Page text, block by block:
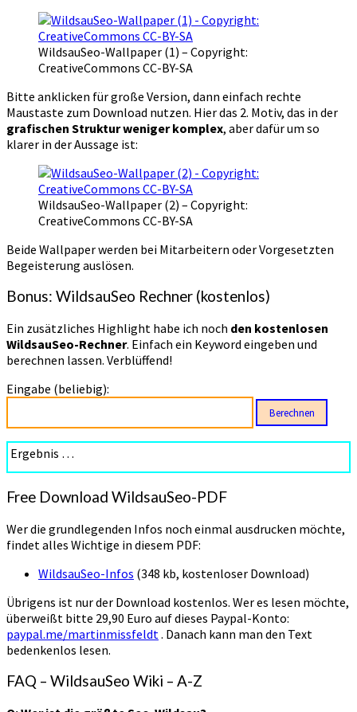
WildsauSeo-Wallpaper (1) – Copyright:
CreativeCommons CC-BY-SA
Bitte anklicken für große Version, dann einfach rechte
Maustaste zum Download nutzen. Hier das 2. Motiv, das in der
grafischen Struktur weniger komplex, aber dafür um so
klarer in der Aussage ist:
WildsauSeo-Wallpaper (2) – Copyright:
CreativeCommons CC-BY-SA
Beide Wallpaper werden bei Mitarbeitern oder Vorgesetzten
Begeisterung auslösen.
Bonus: WildsauSeo Rechner (kostenlos)
Ein zusätzliches Highlight habe ich noch den kostenlosen
WildsauSeo-Rechner. Einfach ein Keyword eingeben und
berechnen lassen. Verblüffend!
Eingabe (beliebig):
Ergebnis …
Free Download WildsauSeo-PDF
Wer die grundlegenden Infos noch einmal ausdrucken möchte,
findet alles Wichtige in diesem PDF:
WildsauSeo-Infos (348 kb, kostenloser Download)
Übrigens ist nur der Download kostenlos. Wer es lesen möchte,
überweißt bitte 29,90 Euro auf dieses Paypal-Konto:
paypal.me/martinmissfeldt . Danach kann man den Text
bedenkenlos lesen.
FAQ – WildsauSeo Wiki – A-Z